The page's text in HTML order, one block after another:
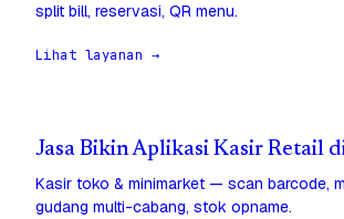
split bill, reservasi, QR menu.
Lihat layanan →
Jasa Bikin Aplikasi Kasir Retail
Kasir toko & minimarket — scan barcode,
gudang multi-cabang, stok opname.